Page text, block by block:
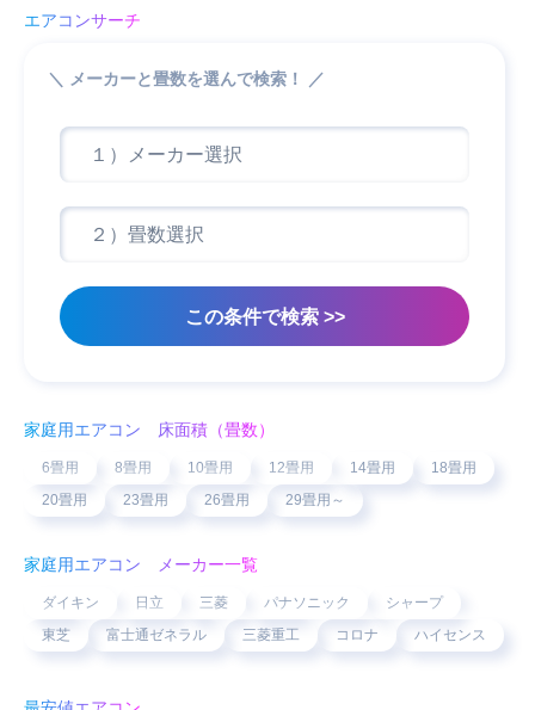
エアコンサーチ
＼ メーカーと畳数を選んで検索！ ／
家庭用エアコン 床面積（畳数）
6畳用 8畳用 10畳用 12畳用 14畳用
18畳用
20畳用
23畳用 26畳用 29畳用～
家庭用エアコン メーカー一覧
ダイキン 日立 三菱 パナソニック
シャープ
東芝
富士通ゼネラル 三菱重工 コロナ ハイセンス